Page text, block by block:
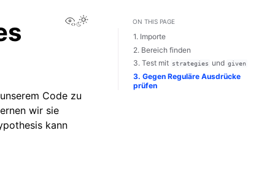
View this page
Code zu
wir sie
kann
ON THIS PAGE
1. Importe
2. Bereich finden
3. Test mit strategies und given
3. Gegen Reguläre Ausdrücke
prüfen